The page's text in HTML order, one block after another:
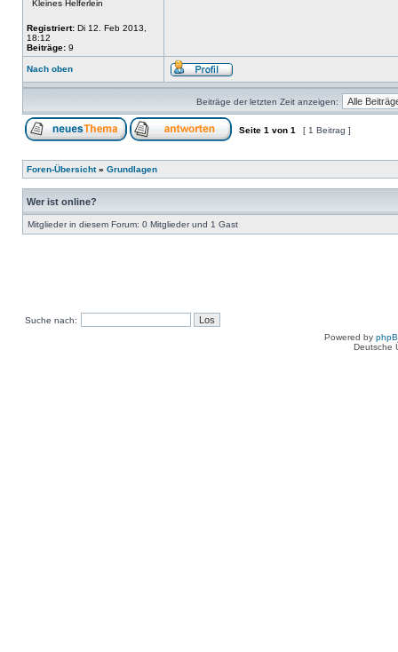
Kleines Helferlein
Registriert: Di 12. Feb 2013,
18:12
Beiträge: 9
Nach oben
Beiträge der letzten Zeit anzeigen:
Seite 1 von 1 [ 1 Beitrag ]
Foren-Übersicht» Grundlagen
Wer ist online?
Mitglieder in diesem Forum: 0 Mitglieder und 1 Gast
Suche nach:
Powered by
Deutsche